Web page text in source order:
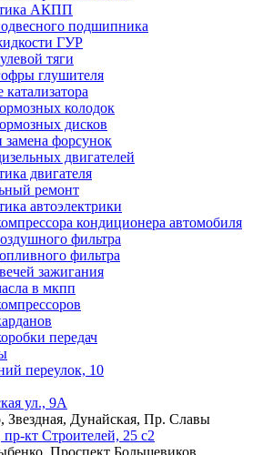
АКПП
подшипника
ГУР
тяги
глушителя
катализатора
колодок
дисков
замена форсунок
двигателей
двигателя
ремонт
автоэлектрики
кондиционера автомобиля
фильтра
фильтра
зажигания
в мкпп
передач
переулок, 10
ул., 9А
Звездная, Дунайская, Пр. Славы
пр-кт Строителей, 25 с2
Проспект Большевиков